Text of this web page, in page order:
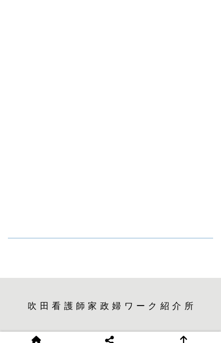
吹田看護師家政婦ワーク紹介所
© 2024 吹田看護師家政婦ワーク紹介所.